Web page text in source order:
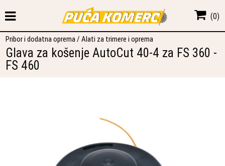
(0)
Pribor i dodatna oprema/Alati za trimere i oprema
Glava za košenje AutoCut 40-4 za FS 360 -
FS 460